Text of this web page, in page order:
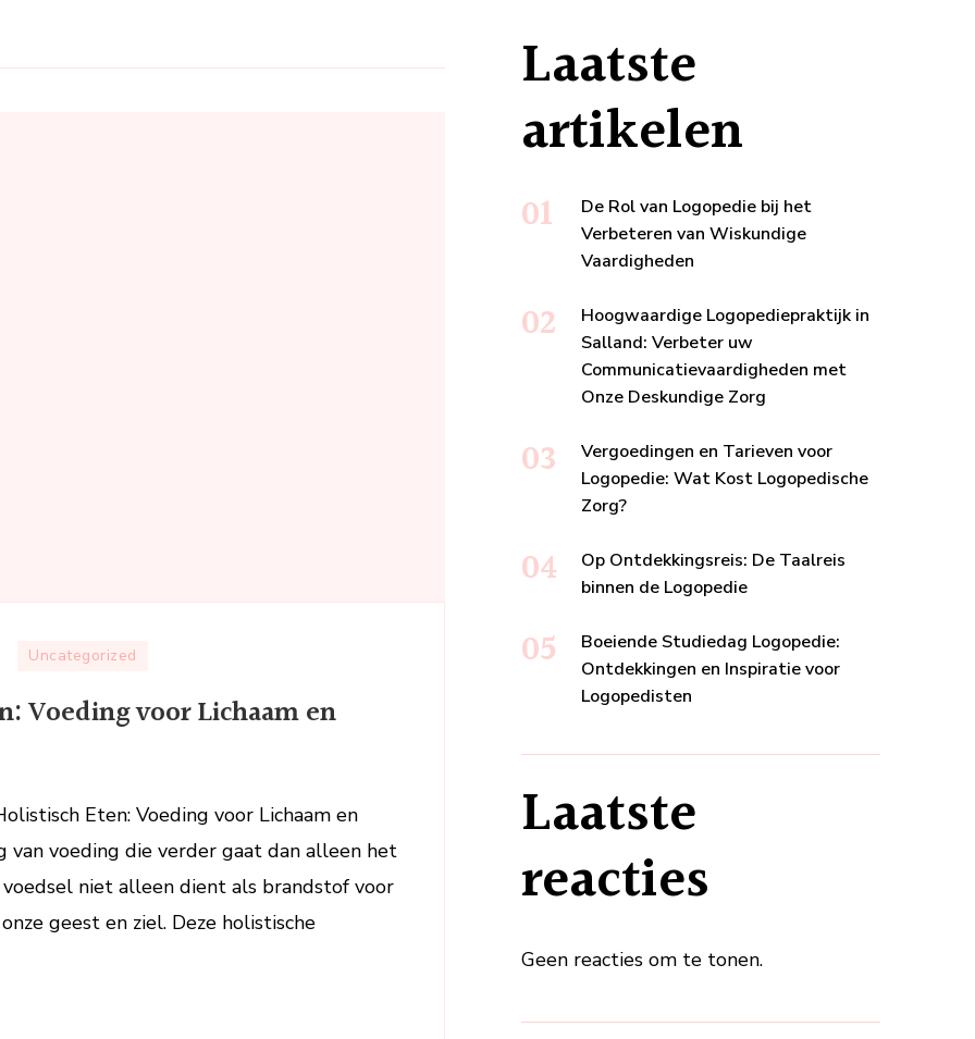
Uncategorized
Voeding voor Lichaam en
Eten: Voeding voor Lichaam en
van voeding die verder gaat dan alleen het
niet alleen dient als brandstof voor
geest en ziel. Deze holistische
Laatste
artikelen
De Rol van Logopedie bij het
Verbeteren van Wiskundige
Vaardigheden
Hoogwaardige Logopediepraktijk in
Salland: Verbeter uw
Communicatievaardigheden met
Onze Deskundige Zorg
Vergoedingen en Tarieven voor
Logopedie: Wat Kost Logopedische
Zorg?
Op Ontdekkingsreis: De Taalreis
binnen de Logopedie
Boeiende Studiedag Logopedie:
Ontdekkingen en Inspiratie voor
Logopedisten
Laatste
reacties
Geen reacties om te tonen.